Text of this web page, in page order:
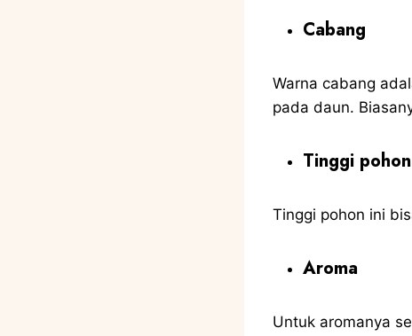
Cabang
Warna cabang
pada daun.
Tinggi pohon
Tinggi pohon ini
Aroma
Untuk aromanya